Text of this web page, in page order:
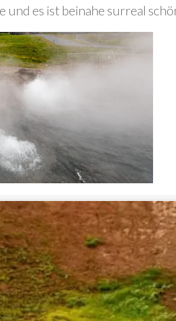
und es ist beinahe surreal